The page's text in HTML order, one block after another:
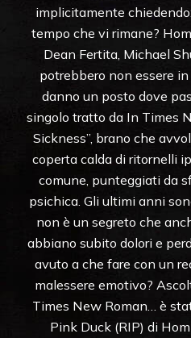
implicitamente
tempo che vi rimane?
Dean Fertita, Michael
potrebbero non essere
danno un posto dove
singolo tratto da In Times
Sickness”, brano che
coperta calda di ritornelli
comune, punteggiati da
psichica. Gli ultimi anni
non è un segreto che
abbiano subito dolori e
avuto a che fare con un
malessere emotivo?
Times New Roman… è
Pink Duck (RIP) di